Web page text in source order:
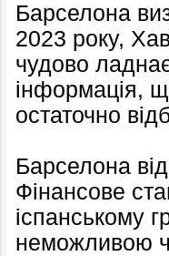
Барселона
2023 року,
чудово
інформація,
остаточно
Барселона
Фінансове
іспанському
неможливою